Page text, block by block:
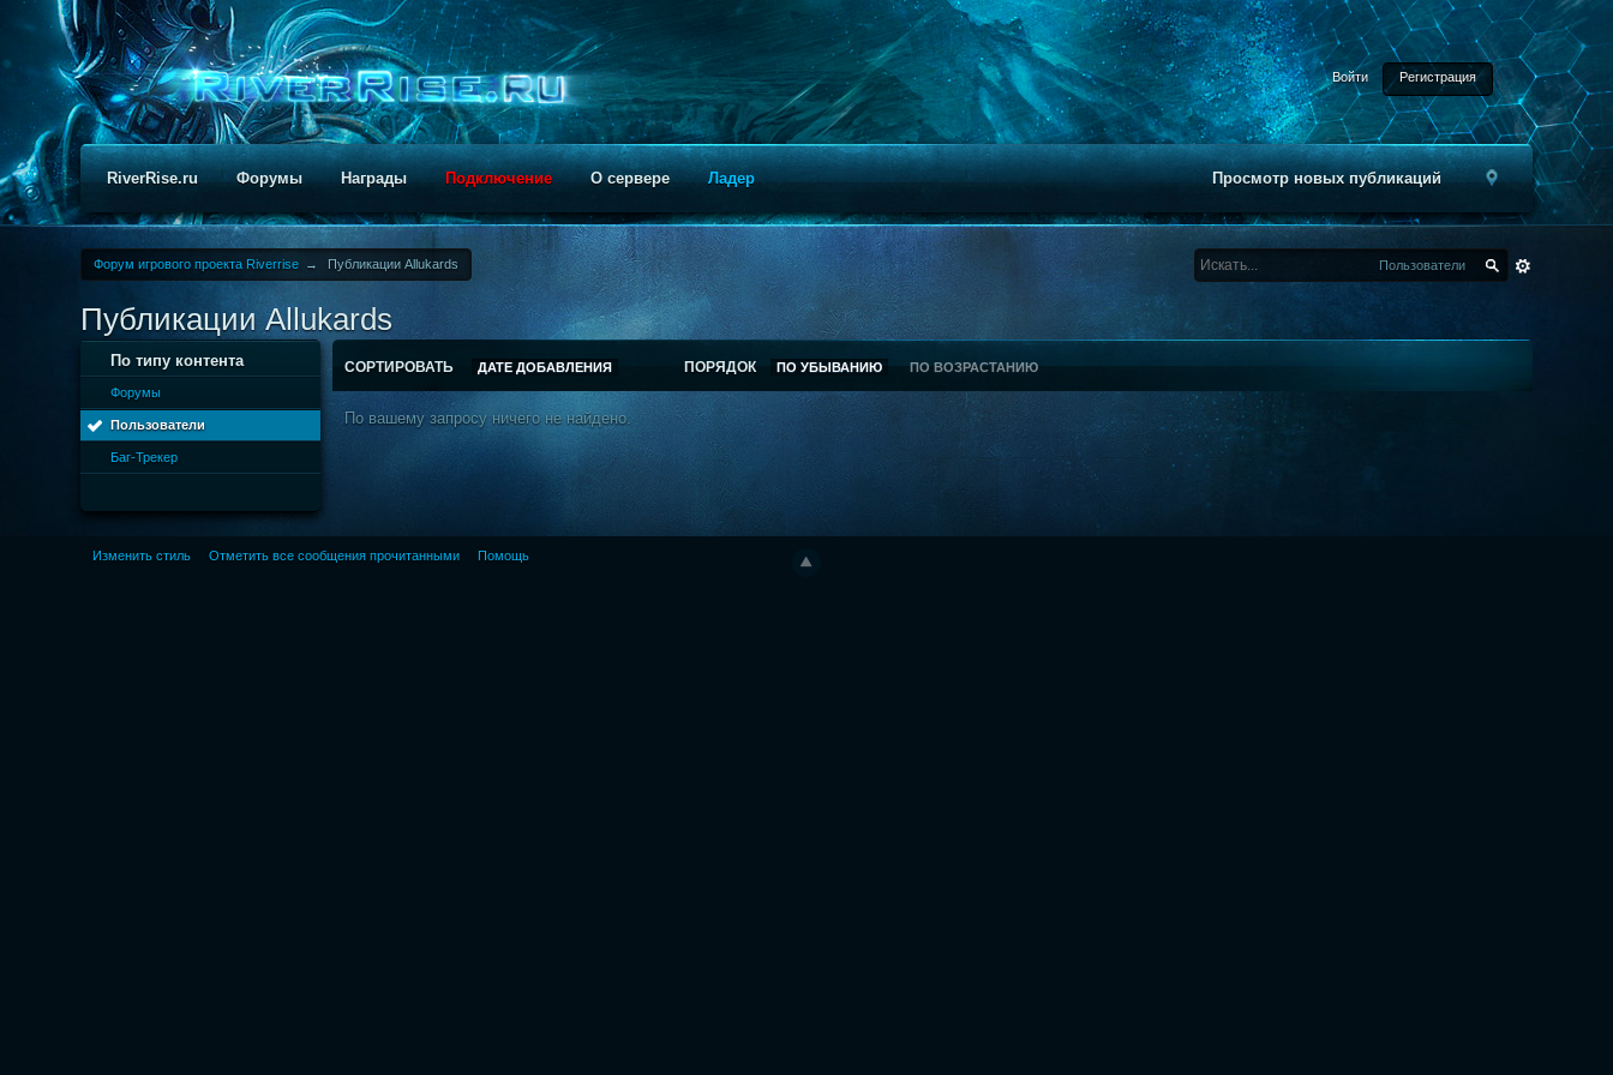
Войти Регистрация
Просмотр новых публикаций
RiverRise.ru Форумы Награды Подключение О сервере Ладер
Форум игрового проекта Riverrise → Публикации Аllukards Пользователи
Публикации Аllukards
По типу контента
Форумы
Пользователи
Баг-Трекер
СОРТИРОВАТЬ ДАТЕ ДОБАВЛЕНИЯ ПОРЯДОК ПО УБЫВАНИЮ ПО ВОЗРАСТАНИЮ
По вашему запросу ничего не найдено.
Изменить стиль Отметить все сообщения прочитанными Помощь